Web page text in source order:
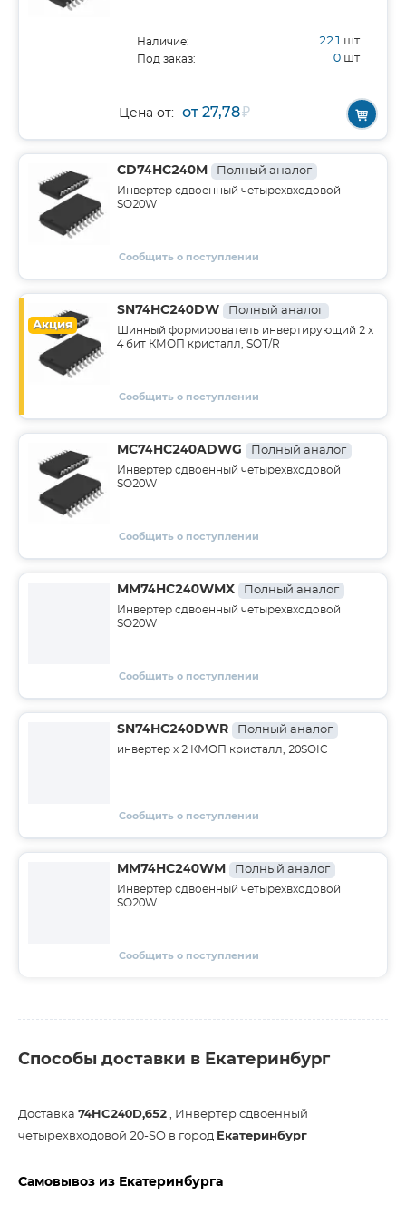
Наличие: 221 шт
Под заказ: 0 шт
Цена от: от 27,78₽
CD74HC240M Полный аналог
Инвертер сдвоенный четырехвходовой
SO20W
Сообщить о поступлении
Акция
SN74HC240DW Полный аналог
Шинный формирователь инвертирующий 2 х
4 бит КМОП кристалл, SOT/R
Сообщить о поступлении
MC74HC240ADWG Полный аналог
Инвертер сдвоенный четырехвходовой
SO20W
Сообщить о поступлении
MM74HC240WMX Полный аналог
Инвертер сдвоенный четырехвходовой
SO20W
Сообщить о поступлении
SN74HC240DWR Полный аналог
инвертер х 2 КМОП кристалл, 20SOIC
Сообщить о поступлении
MM74HC240WM Полный аналог
Инвертер сдвоенный четырехвходовой
SO20W
Сообщить о поступлении
Способы доставки в Екатеринбург
Доставка 74HC240D,652 , Инвертер сдвоенный
четырехвходовой 20-SO в город Екатеринбург
Самовывоз из Екатеринбурга